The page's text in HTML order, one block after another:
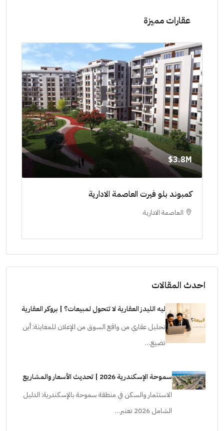
عقارات مميزة
3.8M$
كمبوند بلو فيرت العاصمة الادارية
العاصمة الادارية
احدث المقالات
ليه الليدز العقارية لا تتحول لمبيعات؟ | بروكر العقارية
تحليل عقاري من واقع السوق من الإعلان للمعاينة: أين
تضيع…
سموحة الإسكندرية 2026 | تحديث الأسعار والمشاريع
الاستثمار والسكن في منطقة سموحة بالإسكندرية: الدليل
الشامل 2026 تعتبر…